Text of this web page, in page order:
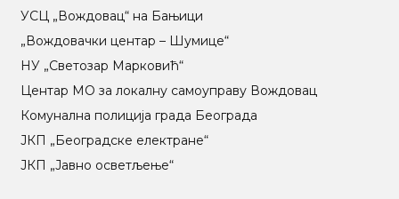
УСЦ „Вождовац“ на Бањици
„Вождовачки центар – Шумице“
НУ „Светозар Марковић“
Центар МO за локалну самоуправу Вождовац
Комунална полиција града Београда
ЈКП „Београдске електране“
ЈКП „Јавно осветљење“